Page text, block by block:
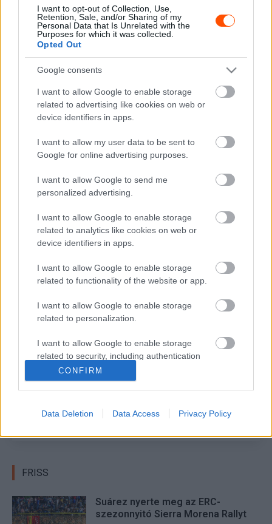
I want to opt-out of Collection, Use,
Retention, Sale, and/or Sharing of my
Personal Data that Is Unrelated with the
Purposes for which it was collected.
Opted Out
Google consents
I want to allow Google to enable storage
related to advertising like cookies on web or
device identifiers in apps.
I want to allow my user data to be sent to
Google for online advertising purposes.
I want to allow Google to send me
personalized advertising.
I want to allow Google to enable storage
related to analytics like cookies on web or
device identifiers in apps.
I want to allow Google to enable storage
related to functionality of the website or app.
I want to allow Google to enable storage
related to personalization.
I want to allow Google to enable storage
related to security, including authentication
functionality and fraud prevention, and other
user protection.
CONFIRM
Data Deletion Data Access Privacy Policy
városi versenyünknek. Öröm volt ilyen pozitívan és
proaktívan együttműködni mind a HKAA-val, mind a
HKSAR-ral, hogy ezt az elképzelést valóra váltsuk
ügyvezető igazgatója.
foto: @WORLD/Red Bull Content Pool
kiemelt Rallycross World RX
http://RallyCafe.hu
FRISS
Suárez nyerte meg az ERC-
szezonnyitó Sierra Morena Rallyt